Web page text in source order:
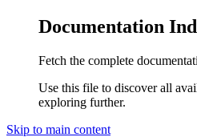
Documentation
Fetch the complete
Use this file to discover all
exploring further.
Skip to main content